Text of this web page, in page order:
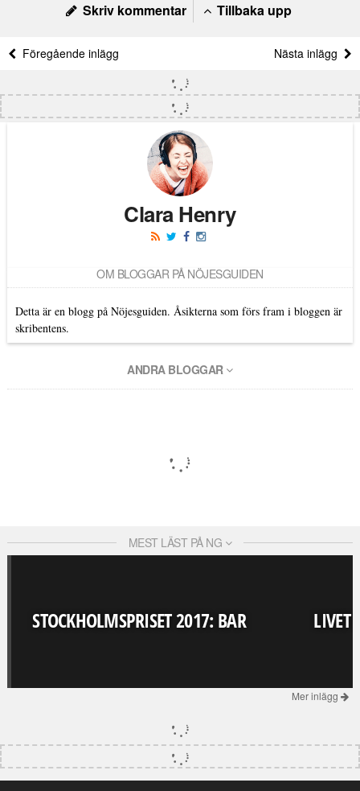
Skriv kommentar Tillbaka upp
Föregående inlägg Nästa inlägg
Clara Henry
OM BLOGGAR PÅ NÖJESGUIDEN
Detta är en blogg på Nöjesguiden. Åsikterna som förs fram i bloggen är
skribentens.
ANDRA BLOGGAR
MEST LÄST PÅ NG
STOCKHOLMSPRISET 2017: BAR LIVET
Mer inlägg